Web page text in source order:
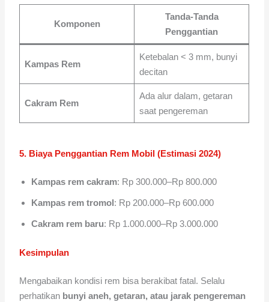
Komponen
Tanda-Tanda
Penggantian
Kampas Rem
Ketebalan < 3 mm, bunyi
decitan
Cakram Rem
Ada alur dalam, getaran
saat pengereman
5. Biaya Penggantian Rem Mobil (Estimasi 2024)
Kampas rem cakram: Rp 300.000–Rp 800.000
Kampas rem tromol: Rp 200.000–Rp 600.000
Cakram rem baru: Rp 1.000.000–Rp 3.000.000
Kesimpulan
Mengabaikan kondisi rem bisa berakibat fatal. Selalu
perhatikan bunyi aneh, getaran, atau jarak pengereman